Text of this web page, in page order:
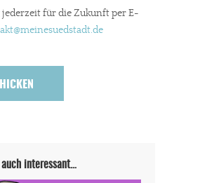
für die Zukunft per E-
@meinesuedstadt.de
interessant…